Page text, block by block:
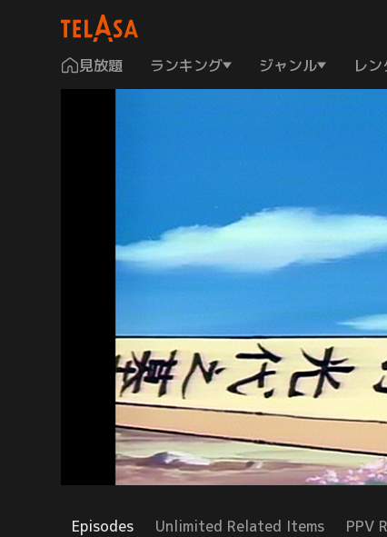
見放題 ランキング ジャンル レ
Episodes Unlimited Related Items PPV